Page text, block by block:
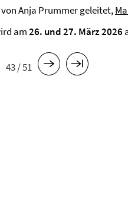
Anja Prummer geleitet,
am26. und 27. März 2026
43 / 51